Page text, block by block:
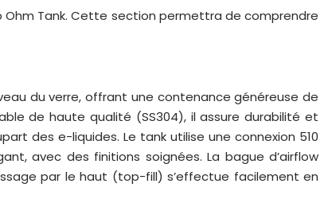
Ohm Tank. Cette section permettra de comprendre
du verre, offrant une contenance généreuse de
de haute qualité (SS304), il assure durabilité et
des e-liquides. Le tank utilise une connexion 510
avec des finitions soignées. La bague d’airflow
par le haut (top-fill) s’effectue facilement en